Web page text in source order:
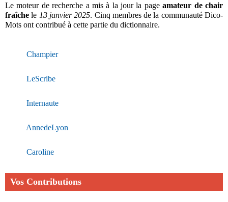
Le moteur de recherche a mis à la jour la pageamateur de chair
fraîche le 13 janvier 2025. Cinq membres de la communauté Dico-
Mots ont contribué à cette partie du dictionnaire.
Champier
LeScribe
Internaute
AnnedeLyon
Caroline
Vos Contributions